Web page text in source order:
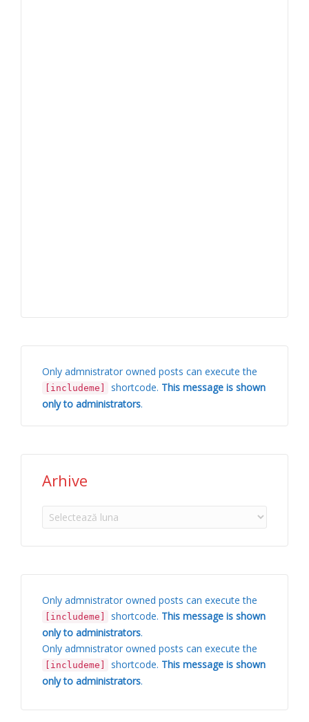
Only admnistrator owned posts can execute the
[includeme] shortcode. This message is shown
only to administrators.
Arhive
Arhive
Only admnistrator owned posts can execute the
[includeme] shortcode. This message is shown
only to administrators.
Only admnistrator owned posts can execute the
[includeme] shortcode. This message is shown
only to administrators.